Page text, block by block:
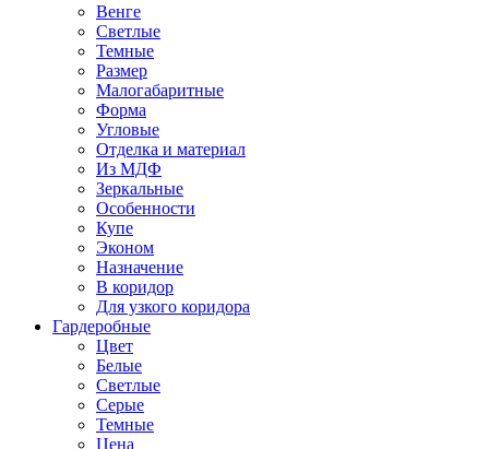
Венге
Светлые
Темные
Размер
Малогабаритные
Форма
Угловые
Отделка и материал
Из МДФ
Зеркальные
Особенности
Купе
Эконом
Назначение
В коридор
Для узкого коридора
Гардеробные
Цвет
Белые
Светлые
Серые
Темные
Цена